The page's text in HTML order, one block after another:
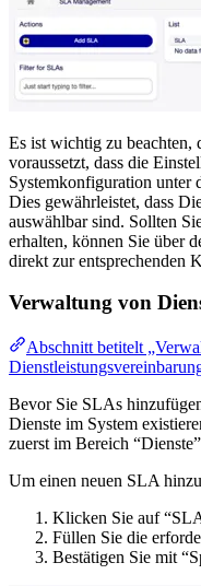
Es ist wichtig zu beachten,
voraussetzt, dass die
Systemkonfiguration unter
Dies gewährleistet, dass
auswählbar sind. Sollten
erhalten, können Sie über
direkt zur entsprechenden
Verwaltung von
Abschnitt betitelt
Bevor Sie SLAs
Dienste im System
zuerst im Bereich
Um einen neuen SLA
Klicken Sie auf
Füllen Sie die
Bestätigen Sie mit